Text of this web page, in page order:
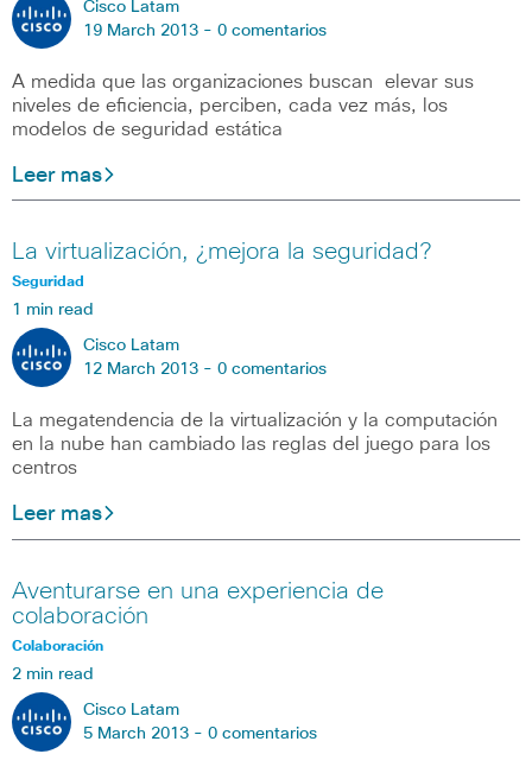
Cisco Latam
19 March 2013 - 0 comentarios
A medida que las organizaciones buscan elevar sus
niveles de eficiencia, perciben, cada vez más, los
modelos de seguridad estática
Leer mas
La virtualización, ¿mejora la seguridad?
Seguridad
1 min read
Cisco Latam
12 March 2013 - 0 comentarios
La megatendencia de la virtualización y la computación
en la nube han cambiado las reglas del juego para los
centros
Leer mas
Aventurarse en una experiencia de
colaboración
Colaboración
2 min read
Cisco Latam
5 March 2013 - 0 comentarios